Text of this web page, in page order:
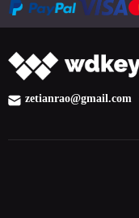
zetianrao@gmail.com